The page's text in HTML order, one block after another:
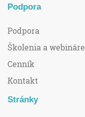
Podpora
Podpora
Školenia a webináre
Cenník
Kontakt
Stránky